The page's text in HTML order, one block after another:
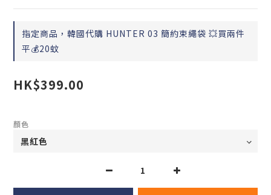
指定商品，韓國代購 HUNTER 03 簡約束繩袋 💥買兩件
平💰20蚊
HK$399.00
顏色